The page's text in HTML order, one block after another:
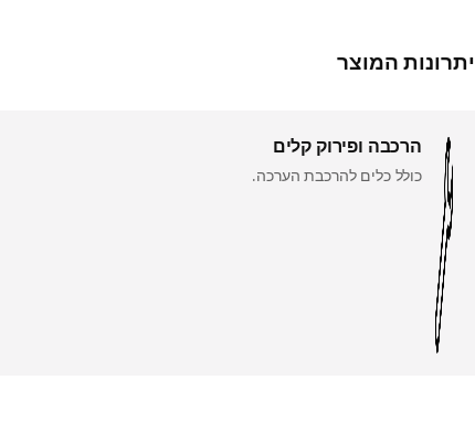
יתרונות המוצר
הרכבה ופירוק קלים
כולל כלים להרכבת הערכה.